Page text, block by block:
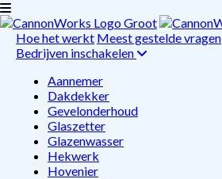
Hoe het werkt Meest gestelde vragen
Bedrijven inschakelen
Aannemer
Dakdekker
Gevelonderhoud
Glaszetter
Glazenwasser
Hekwerk
Hovenier